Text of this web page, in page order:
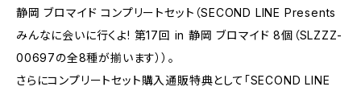
静岡 ブロマイド コンプリートセット（SECOND LINE Presents
みんなに会いに行くよ! 第17回 in 静岡 ブロマイド 8個（SLZZZ-
00697の全8種が揃います））。
さらにコンプリートセット購入通販特典として「SECOND LINE